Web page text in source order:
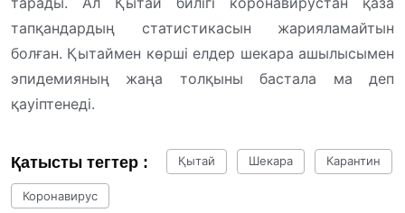
тапқандардың статистикасын жарияламайтын
болған. Қытаймен көрші елдер шекара ашылысымен
эпидемияның жаңа толқыны бастала ма деп
қауіптенеді.
Қатысты тегтер : Қытай Шекара Карантин
Коронавирус